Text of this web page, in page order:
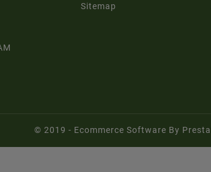
Sitemap
© 2019 - Ecommerce Software By